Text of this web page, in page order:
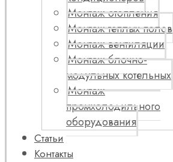
Монтаж отопления
Монтаж теплых полов
Монтаж вентиляции
Монтаж блочно-
модульных котельных
Монтаж
промхолодильного
оборудования
Статьи
Контакты